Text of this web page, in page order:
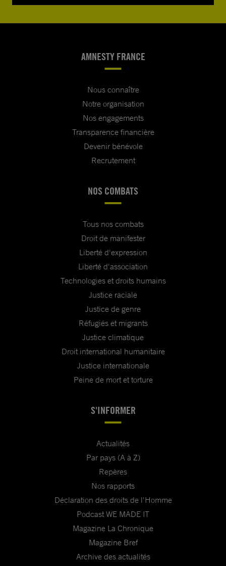
AMNESTY FRANCE
Nous connaître
Notre organisation
Nos engagements
Transparence financière
Devenir bénévole
Recrutement
NOS COMBATS
Tous nos combats
Droit de manifester
Liberté d'expression
Liberté d'association
Technologies et droits humains
Justice raciale
Justice de genre
Réfugiés et migrants
Justice climatique
Droit international humanitaire
Justice internationale
Peine de mort et torture
S'INFORMER
Actualités
Par pays (A à Z)
Repères
Nos rapports
Déclaration des droits de l'Homme
Podcast WE MADE IT
Magazine La Chronique
Magazine Bref
Archive des actualités